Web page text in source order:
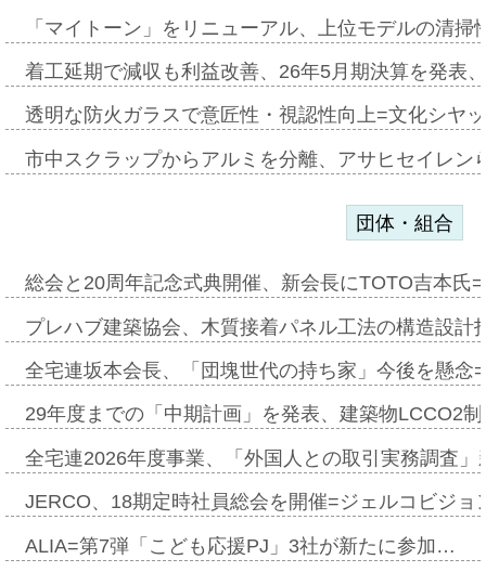
「マイトーン」をリニューアル、上位モデルの清
着工延期で減収も利益改善、26年5月期決算を発表
透明な防火ガラスで意匠性・視認性向上=文化シヤ
市中スクラップからアルミを分離、アサヒセイレ
団体・組合
総会と20周年記念式典開催、新会長にTOTO吉本氏
プレハブ建築協会、木質接着パネル工法の構造設
全宅連坂本会長、「団塊世代の持ち家」今後を懸
29年度までの「中期計画」を発表、建築物LCCO2
全宅連2026年度事業、「外国人との取引実務調査
JERCO、18期定時社員総会を開催=ジェルコビジ
ALIA=第7弾「こども応援PJ」3社が新たに参加…